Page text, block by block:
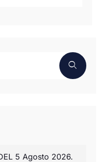
5 Agosto 2026.